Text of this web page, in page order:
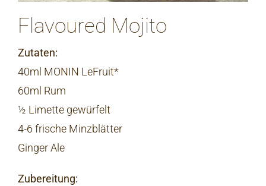
Flavoured Mojito
Zutaten:
40ml MONIN LeFruit*
60ml Rum
½ Limette gewürfelt
4-6 frische Minzblätter
Ginger Ale
Zubereitung: